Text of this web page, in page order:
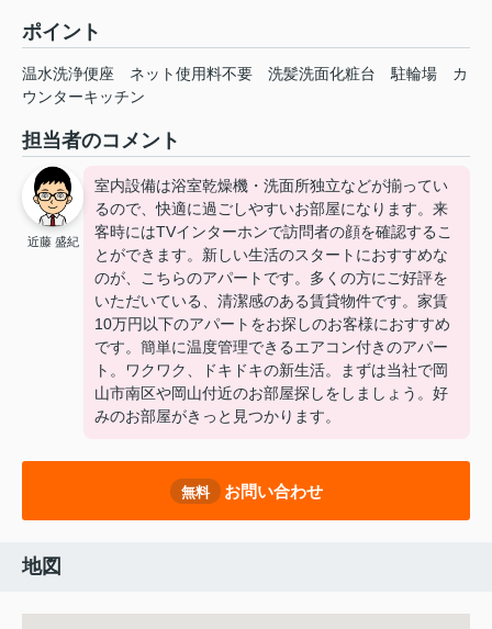
ポイント
温水洗浄便座 ネット使用料不要 洗髪洗面化粧台 駐輪場
カ
ウンターキッチン
担当者のコメント
近藤 盛紀
室内設備は浴室乾燥機・洗面所独立などが揃ってい
るので、快適に過ごしやすいお部屋になります。来
客時にはTVインターホンで訪問者の顔を確認するこ
とができます。新しい生活のスタートにおすすめな
のが、こちらのアパートです。多くの方にご好評を
いただいている、清潔感のある賃貸物件です。家賃
10万円以下のアパートをお探しのお客様におすすめ
です。簡単に温度管理できるエアコン付きのアパー
ト。ワクワク、ドキドキの新生活。まずは当社で岡
山市南区や岡山付近のお部屋探しをしましょう。好
みのお部屋がきっと見つかります。
無料 お問い合わせ
地図